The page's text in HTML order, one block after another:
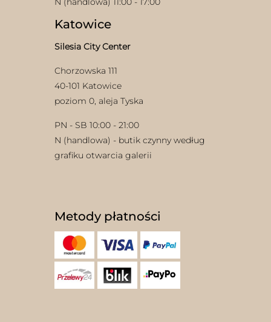
Katowice
Silesia City Center
Chorzowska 111
40-101 Katowice
poziom 0, aleja Tyska
PN - SB 10:00 - 21:00
N (handlowa) - butik czynny według
grafiku otwarcia galerii
Metody płatności